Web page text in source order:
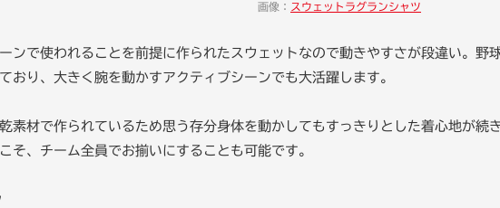
画像： スウェットラグランシャツ
ンで使われることを前提に作られたスウェットなので動きやすさが段違い。野
おり、大きく腕を動かすアクティブシーンでも大活躍します。
素材で作られているため思う存分身体を動かしてもすっきりとした着心地が
そ、チーム全員でお揃いにすることも可能です。